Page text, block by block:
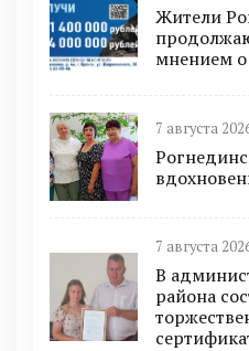
Жители
мнением о
7 августа
7 августа
В
района